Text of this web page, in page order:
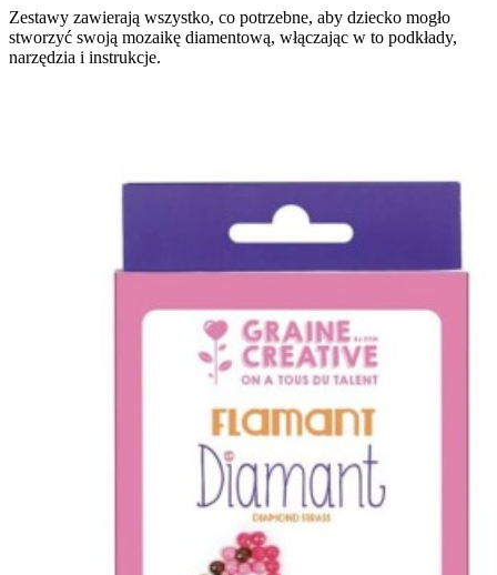
Zestawy zawierają wszystko, co potrzebne, aby dziecko mogło
stworzyć swoją mozaikę diamentową, włączając w to podkłady,
narzędzia i instrukcje.